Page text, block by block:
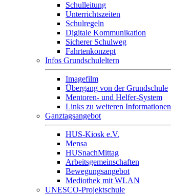
Schulleitung
Unterrichtszeiten
Schulregeln
Digitale Kommunikation
Sicherer Schulweg
Fahrtenkonzept
Infos Grundschuleltern
Imagefilm
Übergang von der Grundschule
Mentoren- und Helfer-System
Links zu weiteren Informationen
Ganztagsangebot
HUS-Kiosk e.V.
Mensa
HUSnachMittag
Arbeitsgemeinschaften
Bewegungsangebot
Mediothek mit WLAN
UNESCO-Projektschule